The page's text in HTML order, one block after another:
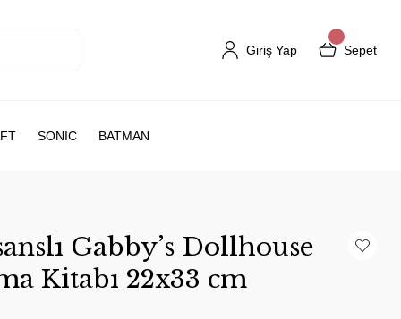
Giriş Yap Sepet
SONIC BATMAN
Gabby’s Dollhouse
Kitabı 22x33 cm